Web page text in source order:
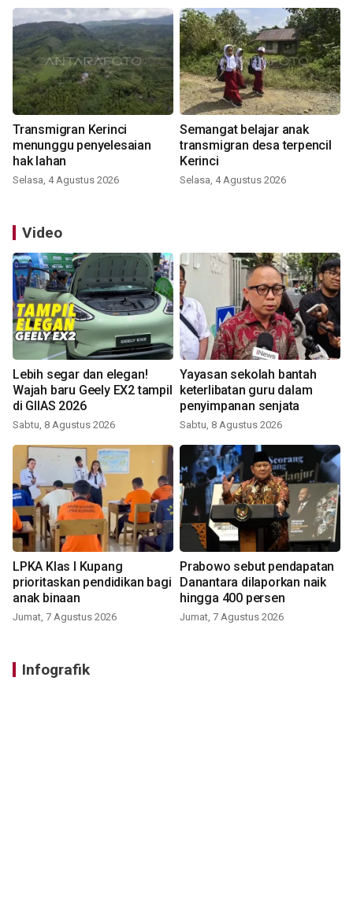
Transmigran Kerinci
menunggu penyelesaian
hak lahan
Selasa, 4 Agustus 2026
Semangat belajar anak
transmigran desa terpencil
Kerinci
Selasa, 4 Agustus 2026
Video
Lebih segar dan elegan!
Wajah baru Geely EX2 tampil
di GIIAS 2026
Sabtu, 8 Agustus 2026
Yayasan sekolah bantah
keterlibatan guru dalam
penyimpanan senjata
Sabtu, 8 Agustus 2026
LPKA Klas I Kupang
prioritaskan pendidikan bagi
anak binaan
Jumat, 7 Agustus 2026
Prabowo sebut pendapatan
Danantara dilaporkan naik
hingga 400 persen
Jumat, 7 Agustus 2026
Infografik